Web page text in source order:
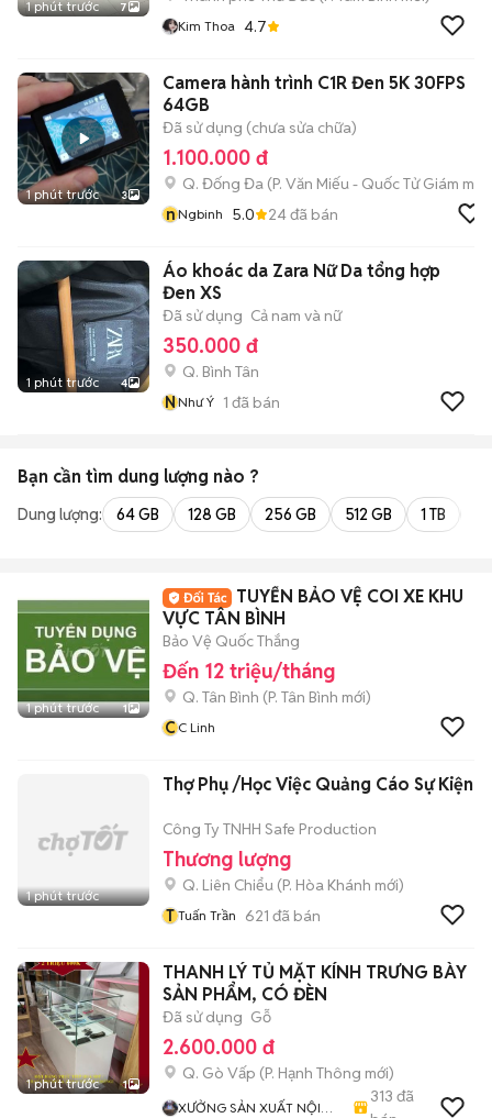
1 phút trước 7
Kim Thoa 4.7
1 phút trước 3
Camera hành trình C1R Đen 5K 30FPS
64GB
Đã sử dụng (chưa sửa chữa)
1.100.000 đ
Q. Đống Đa (P. Văn Miếu - Quốc Tử Giám mới)
nNgbinh 5.0 24đã bán
1 phút trước 4
Áo khoác da Zara Nữ Da tổng hợp
Đen XS
Đã sử dụng Cả nam và nữ
350.000 đ
Q. Bình Tân
NNhư Ý 1 đã bán
Bạn cần tìm dung lượng nào ?
Dung lượng: 64 GB 128 GB 256 GB 512 GB 1 TB
1 phút trước 1
TUYỂN BẢO VỆ COI XE KHU
VỰC TÂN BÌNH
Bảo Vệ Quốc Thắng
Đến 12 triệu/tháng
Q. Tân Bình (P. Tân Bình mới)
CC Linh
1 phút trước
Thợ Phụ /Học Việc Quảng Cáo Sự Kiện
Công Ty TNHH Safe Production
Thương lượng
Q. Liên Chiểu (P. Hòa Khánh mới)
T Tuấn Trần 621 đã bán
1 phút trước 1
THANH LÝ TỦ MẶT KÍNH TRƯNG BÀY
SẢN PHẨM, CÓ ĐÈN
Đã sử dụng Gỗ
2.600.000 đ
Q. Gò Vấp (P. Hạnh Thông mới)
XƯỞNG SẢN XUẤT NỘI
313 đã